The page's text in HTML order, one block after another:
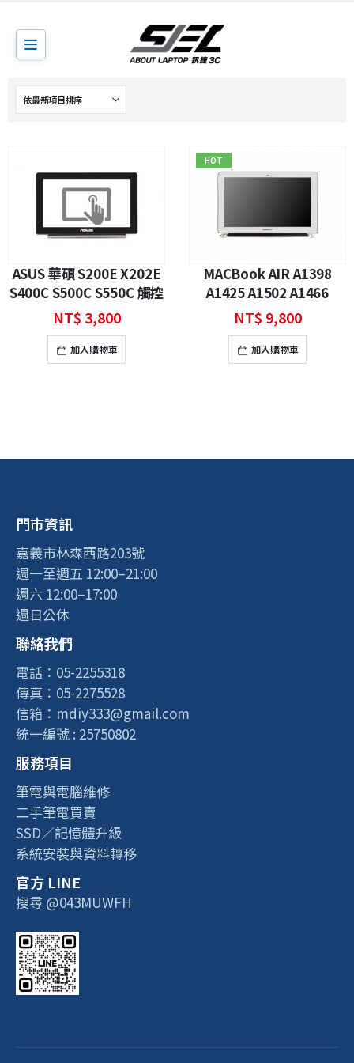
ASUS 華碩 S200E X202E
S400C S500C S550C 觸控
面板
NT$ 3,800
加入購物車
HOT
MACBook AIR A1398
A1425 A1502 A1466
A1370 A1465 面板
NT$ 9,800
加入購物車
門市資訊
嘉義市林森西路203號
週一至週五 12:00–21:00
週六 12:00–17:00
週日公休
聯絡我們
電話：05-2255318
傳真：05-2275528
信箱：mdiy333@gmail.com
統一編號 : 25750802
服務項目
筆電與電腦維修
二手筆電買賣
SSD／記憶體升級
系統安裝與資料轉移
官方 LINE
搜尋 @043MUWFH